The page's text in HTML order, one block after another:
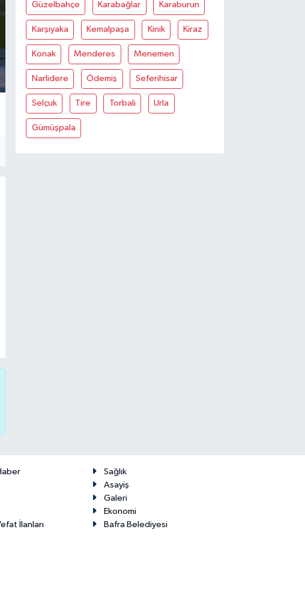
Güzelbahçe Karabağlar Karaburun
Karşiyaka Kemalpaşa Kinik Kiraz
Konak Menderes Menemen
Narlidere Ödemiş Seferihisar
Selçuk Tire Torbali Urla
Gümüşpala
Sağlık
Asayiş
Galeri
Ekonomi
İlanları
Bafra Belediyesi